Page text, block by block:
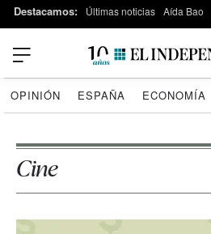
Destacamos: Últimas noticias Aída Bao
OPINIÓN ESPAÑA ECONOMÍA
Cine